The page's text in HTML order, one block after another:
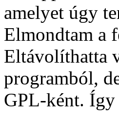
amelyet úgy
Elmondtam a
Eltávolíthatta
programból,
GPL-ként. Így